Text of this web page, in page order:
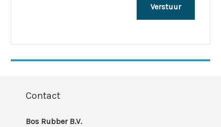
Contact
Bos Rubber B.V.